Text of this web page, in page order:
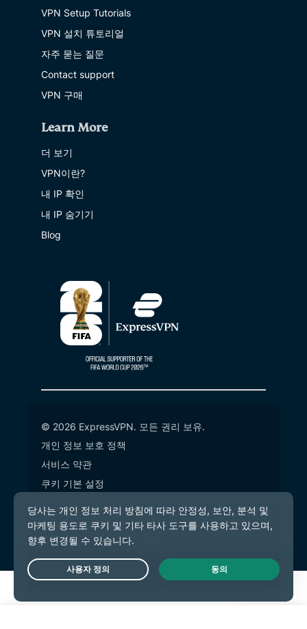
VPN Setup Tutorials
VPN 설치 튜토리얼
자주 묻는 질문
Contact support
VPN 구매
Learn More
더 보기
VPN이란?
내 IP 확인
내 IP 숨기기
Blog
© 2026 ExpressVPN. 모든 권리 보유.
개인 정보 보호 정책
서비스 약관
쿠키 기본 설정
Live Chat